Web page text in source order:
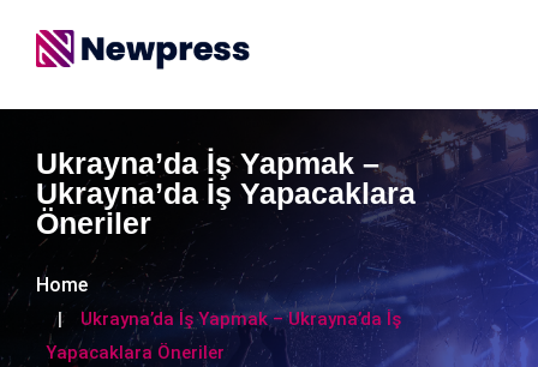
Ukrayna’da İş Yapmak –
Ukrayna’da İş Yapacaklara
Öneriler
Home
Ukrayna’da İş Yapmak – Ukrayna’da İş
Yapacaklara Öneriler